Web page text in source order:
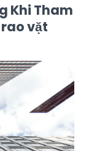
Khi Tham
vặt